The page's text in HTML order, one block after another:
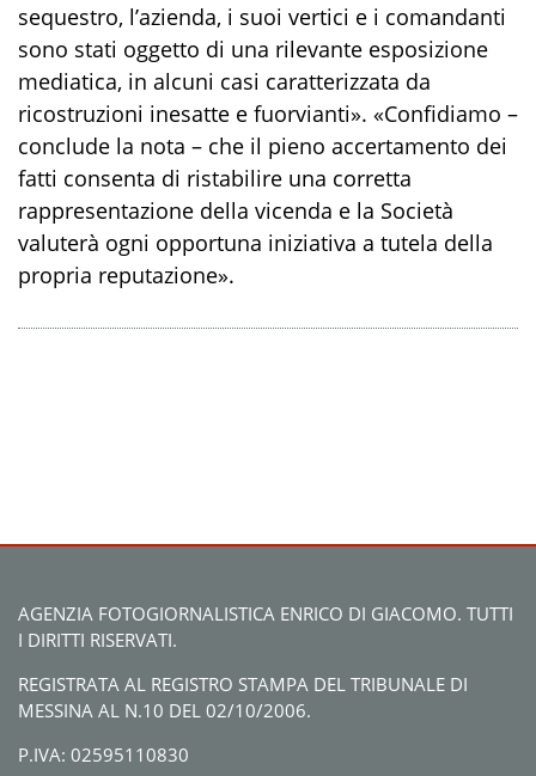
sequestro, l’azienda, i suoi vertici e i comandanti
sono stati oggetto di una rilevante esposizione
mediatica, in alcuni casi caratterizzata da
ricostruzioni inesatte e fuorvianti». «Confidiamo –
conclude la nota – che il pieno accertamento dei
fatti consenta di ristabilire una corretta
rappresentazione della vicenda e la Società
valuterà ogni opportuna iniziativa a tutela della
propria reputazione».
AGENZIA FOTOGIORNALISTICA ENRICO DI GIACOMO. TUTTI
I DIRITTI RISERVATI.
REGISTRATA AL REGISTRO STAMPA DEL TRIBUNALE DI
MESSINA AL N.10 DEL 02/10/2006.
P.IVA: 02595110830